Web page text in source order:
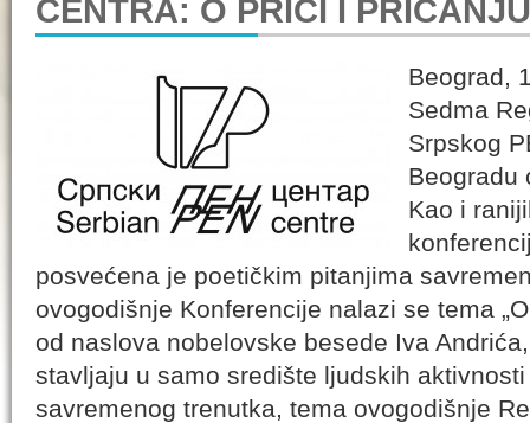
CENTRA: O PRIČI I PRIČANJU
Beograd,
Sedma
Srpskog
Beogradu
Kao i
posvećena je poetičkim pitanjima
ovogodišnje Konferencije nalazi se tema
od naslova nobelovske besede Iva
stavljaju u samo središte ljudskih
savremenog trenutka, tema ovogodišnje